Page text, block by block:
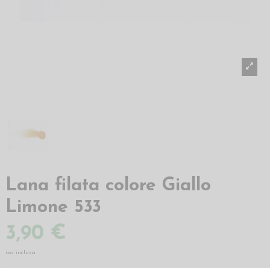
Lana filata colore Giallo
Limone 533
3,90 €
iva inclusa